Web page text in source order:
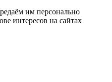
им персонально
интересов на сайтах